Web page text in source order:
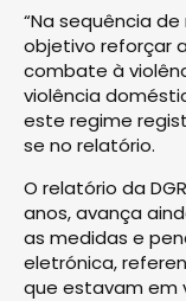
“Na sequência
objetivo reforçar
combate à
violência
este regime
se no relatório.
O relatório da
anos, avança
as medidas e
eletrónica,
que estavam em